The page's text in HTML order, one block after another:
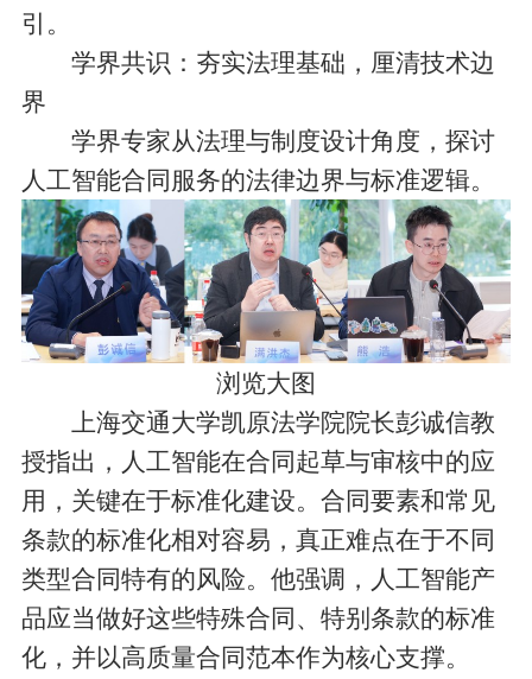
引。
学界共识：夯实法理基础，厘清技术边
界
学界专家从法理与制度设计角度，探讨
人工智能合同服务的法律边界与标准逻辑。
浏览大图
上海交通大学凯原法学院院长彭诚信教
授指出，人工智能在合同起草与审核中的应
用，关键在于标准化建设。合同要素和常见
条款的标准化相对容易，真正难点在于不同
类型合同特有的风险。他强调，人工智能产
品应当做好这些特殊合同、特别条款的标准
化，并以高质量合同范本作为核心支撑。